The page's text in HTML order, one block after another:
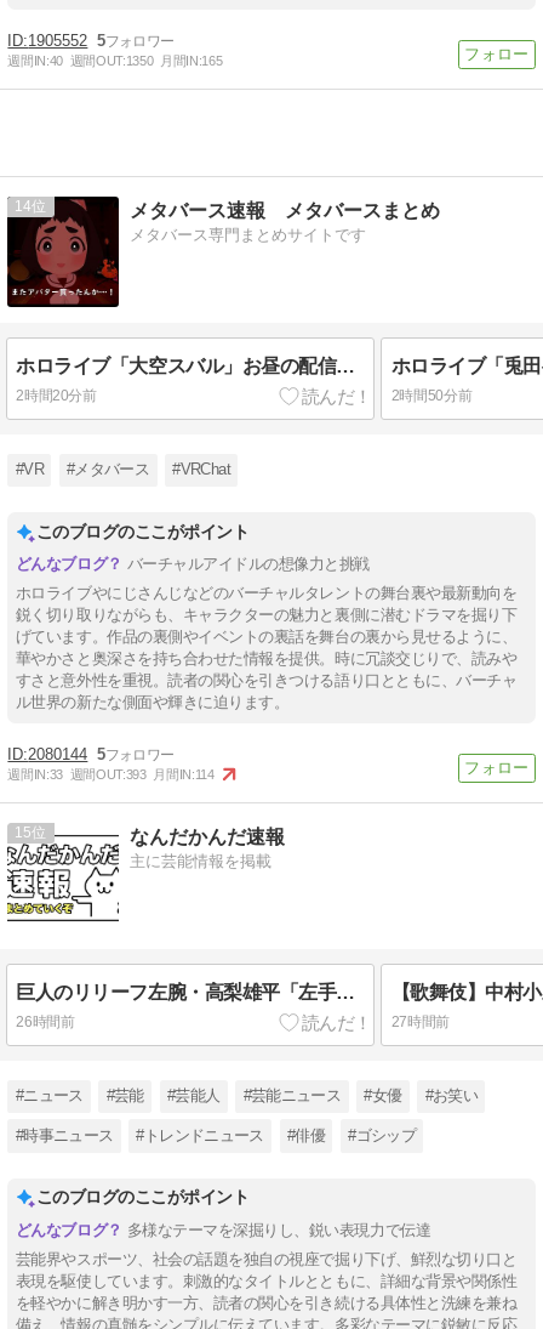
1905552 5
週間IN:40 週間OUT:1350 月間IN:165
14 メタバース速報 メタバースまとめ
メタバース専門まとめサイトです
ホロライブ「大空スバル」お昼の配信好調！ぺこーら枠の同接を自慢する野うさぎ「ドラゴンボールカカロット」ドドリアの卵が元ネタは加藤純一で驚く
2時間20分前 2時間50分前
#VR #メタバース #VRChat
このブログのここがポイント
バーチャルアイドルの想像力と挑戦
ホロライブやにじさんじなどのバーチャルタレントの舞台裏や最新動向を
鋭く切り取りながらも、キャラクターの魅力と裏側に潜むドラマを掘り下
げています。作品の裏側やイベントの裏話を舞台の裏から見せるように、
華やかさと奥深さを持ち合わせた情報を提供。時に冗談交じりで、読みや
すさと意外性を重視。読者の関心を引きつける語り口とともに、バーチャ
ル世界の新たな側面や輝きに迫ります。
2080144 5
週間IN:33 週間OUT:393 月間IN:114
15 なんだかんだ速報
主に芸能情報を掲載
巨人のリリーフ左腕・高梨雄平「左手薬指に指輪」でお泊まり不倫愛
26時間前 27時間前
#ニュース #芸能 #芸能人 #芸能ニュース #女優 #お笑い
#時事ニュース #トレンドニュース #俳優 #ゴシップ
このブログのここがポイント
多様なテーマを深掘りし、鋭い表現力で伝達
芸能界やスポーツ、社会の話題を独自の視座で掘り下げ、鮮烈な切り口と
表現を駆使しています。刺激的なタイトルとともに、詳細な背景や関係性
を軽やかに解き明かす一方、読者の関心を引き続ける具体性と洗練を兼ね
備え、情報の真髄をシンプルに伝えています。多彩なテーマに鋭敏に反応